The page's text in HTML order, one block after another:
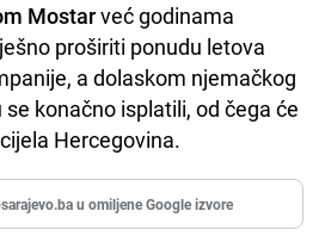
Mostarveć godinama
proširiti ponudu letova
a dolaskom njemačkog
konačno isplatili, od čega će
Hercegovina.
u omiljene Google izvore